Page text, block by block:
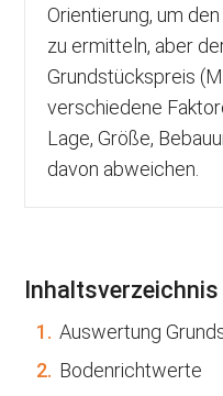
Orientierung, um
zu ermitteln, aber
Grundstückspreis
verschiedene
Lage, Größe,
davon abweichen.
Inhaltsverzeichnis
1. Auswertung
2. Bodenrichtwerte